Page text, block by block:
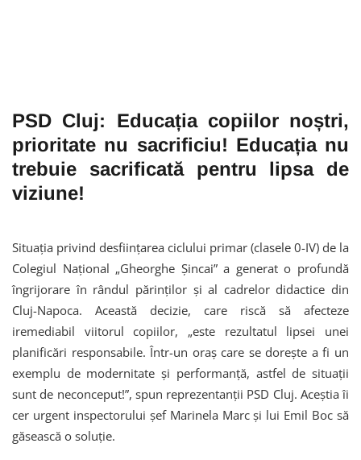
PSD Cluj: Educația copiilor noștri,
prioritate nu sacrificiu! Educația nu
trebuie sacrificată pentru lipsa de
viziune!
Situația privind desființarea ciclului primar (clasele 0-IV) de la
Colegiul Național „Gheorghe Șincai” a generat o profundă
îngrijorare în rândul părinților și al cadrelor didactice din
Cluj-Napoca. Această decizie, care riscă să afecteze
iremediabil viitorul copiilor, „este rezultatul lipsei unei
planificări responsabile. Într-un oraș care se dorește a fi un
exemplu de modernitate și performanță, astfel de situații
sunt de neconceput!”, spun reprezentanții PSD Cluj. Aceștia îi
cer urgent inspectorului șef Marinela Marc și lui Emil Boc să
găsească o soluție.